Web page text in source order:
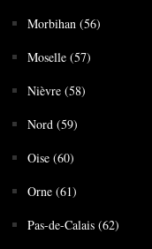
Morbihan (56)
Moselle (57)
Nièvre (58)
Nord (59)
Oise (60)
Orne (61)
Pas-de-Calais (62)